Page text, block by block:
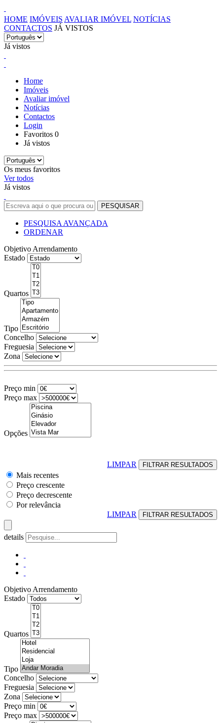
HOME IMÓVEIS AVALIAR IMÓVEL NOTÍCIAS
CONTACTOS JÁ VISTOS
Já vistos
Home
Imóveis
Avaliar imóvel
Notícias
Contactos
Login
Favoritos 0
Já vistos
Os meus favoritos
Ver todos
Já vistos
PESQUISA AVANÇADA
ORDENAR
Objetivo Arrendamento
Estado
Quartos
Tipo
Concelho
Freguesia
Zona
Preço min
Preço max
Opções
LIMPAR
Mais recentes
Preço crescente
Preço decrescente
Por relevância
LIMPAR
details
Objetivo Arrendamento
Estado
Quartos
Tipo
Concelho
Freguesia
Zona
Preço min
Preço max